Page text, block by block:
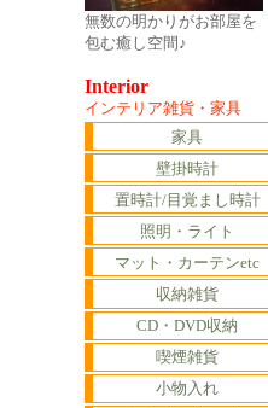
無数の明かりがお部屋を
包む癒し空間♪
Interior
インテリア雑貨・家具
家具
壁掛時計
置時計/目覚まし時計
照明・ライト
マット・カーテンetc
収納雑貨
CD・DVD収納
喫煙雑貨
小物入れ